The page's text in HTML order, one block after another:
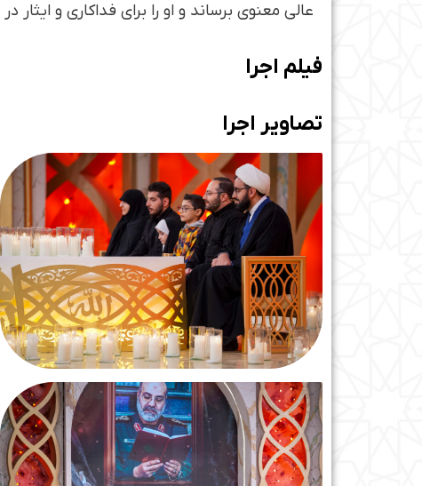
عالی معنوی برساند و او را برای فداکاری و ایثار
فیلم اجرا
تصاویر اجرا